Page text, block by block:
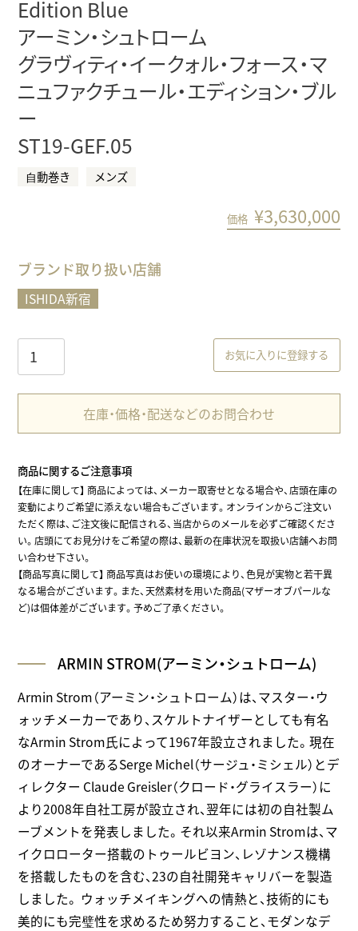
Edition Blue
アーミン・シュトローム
グラヴィティ・イークォル・フォース・マ
ニュファクチュール・エディション・ブル
ー
ST19-GEF.05
⾃動巻き メンズ
価格 ¥3,630,000
ブランド取り扱い店舗
ISHIDA新宿
お気に入りに登録する
在庫・価格・配送などのお問合わせ
商品に関するご注意事項
【在庫に関して】商品によっては、メーカー取寄せとなる場合や、店頭在庫の
変動によりご希望に添えない場合もございます。オンラインからご注文い
ただく際は、ご注文後に配信される、当店からのメールを必ずご確認くださ
い。店頭にてお見分けをご希望の際は、最新の在庫状況を取扱い店舗へお問
い合わせ下さい。
【商品写真に関して】 商品写真はお使いの環境により、色見が実物と若干異
なる場合がございます。また、天然素材を用いた商品(マザーオブパールな
ど)は個体差がございます。予めご了承ください。
ARMIN STROM(アーミン・シュトローム)
Armin Strom（アーミン・シュトローム）は、マスター・ウ
ォッチメーカーであり、スケルトナイザーとしても有名
なArmin Strom氏によって1967年設立されました。現在
のオーナーであるSerge Michel（サージュ・ミシェル）とデ
ィレクター Claude Greisler（クロード・グライスラー）に
より2008年自社工房が設立され、翌年には初の自社製ム
ーブメントを発表しました。それ以来Armin Stromは、マ
イクロローター搭載のトゥールビヨン、レゾナンス機構
を搭載したものを含む、23の自社開発キャリバーを製造
しました。 ウォッチメイキングへの情熱と、技術的にも
美的にも完璧性を求めるため努力すること、モダンなデ